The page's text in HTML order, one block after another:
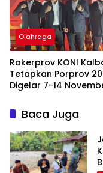
Olahraga
Rakerprov KONI
Tetapkan Porprov
Digelar 7-14
Baca Juga